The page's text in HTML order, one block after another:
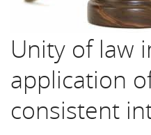
Unity of law
application
consistent